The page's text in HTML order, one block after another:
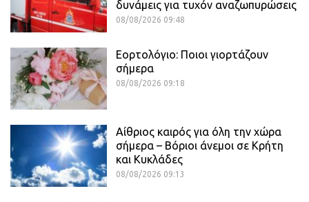
δυνάμεις για τυχόν αναζωπυρώσεις
08/08/2026 09:48
Εορτολόγιο: Ποιοι γιορτάζουν
σήμερα
08/08/2026 09:18
Αίθριος καιρός για όλη την χώρα
σήμερα – Βόριοι άνεμοι σε Κρήτη
και Κυκλάδες
08/08/2026 09:13